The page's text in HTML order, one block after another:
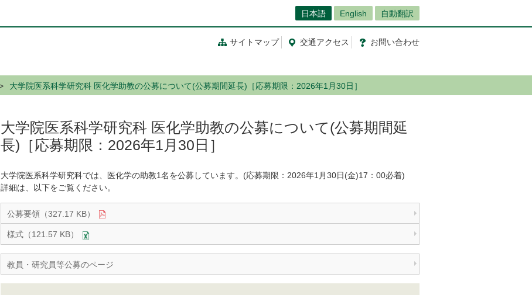
日本語 English 自動翻訳
サイトマップ 交通アクセス お問い合わせ
大学院医系科学研究科 医化学助教の公募について(公募期間延長)［応募期限：2026年1月30日］
大学院医系科学研究科 医化学助教の公募について(公募期間延
長)［応募期限：2026年1月30日］
大学院医系科学研究科では、医化学の助教1名を公募しています。(応募期限：2026年1月30日(金)17：00必着)
詳細は、以下をご覧ください。
公募要領（327.17 KB）
様式（121.57 KB）
教員・研究員等公募のページ